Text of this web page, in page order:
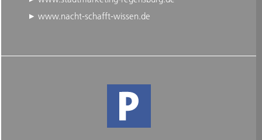
www.nacht-schafft-wissen.de